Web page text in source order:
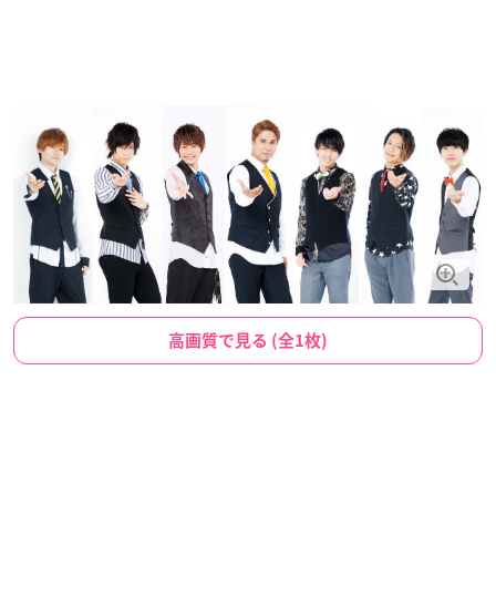
高画質で見る (全1枚)